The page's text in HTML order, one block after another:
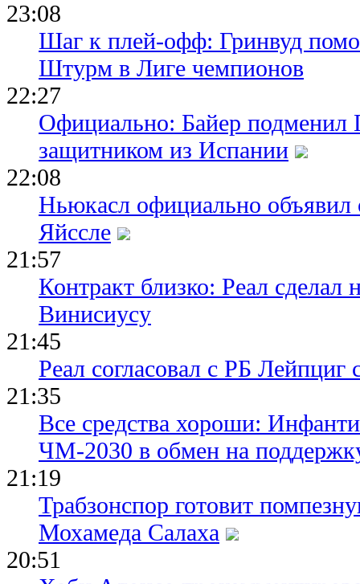
23:08
Шаг к плей-офф: Гринвуд
Штурм в Лиге чемпионов
22:27
Официально: Байер подменил
защитником из Испании
22:08
Ньюкасл официально объявил
Яйссле
21:57
Контракт близко: Реал сделал
Винисиусу
21:45
Реал согласовал с РБ
21:35
Все средства хороши:
ЧМ-2030 в обмен на
21:19
Трабзонспор готовит
Мохамеда Салаха
20:51